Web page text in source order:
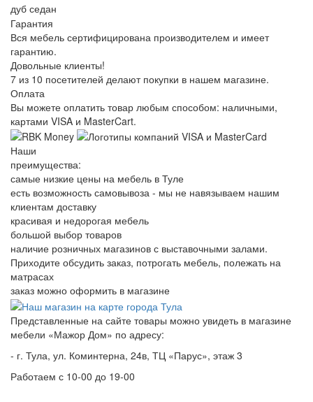
дуб седан
Гарантия
Вся мебель сертифицирована производителем и имеет
гарантию.
Довольные клиенты!
7 из 10 посетителей делают покупки в нашем магазине.
Оплата
Вы можете оплатить товар любым способом: наличными,
картами VISA и MasterCart.
Наши
преимущества:
самые низкие цены на мебель в Туле
есть возможность самовывоза - мы не навязываем нашим
клиентам доставку
красивая и недорогая мебель
большой выбор товаров
наличие розничных магазинов с выставочными залами.
Приходите обсудить заказ, потрогать мебель, полежать на
матрасах
заказ можно оформить в магазине
Представленные на сайте товары можно увидеть в магазине
мебели «Мажор Дом» по адресу:
- г. Тула, ул. Коминтерна, 24в, ТЦ «Парус», этаж 3
Работаем с 10-00 до 19-00